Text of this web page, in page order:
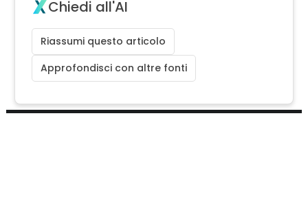
Chiedi all'AI
Riassumi questo articolo
Approfondisci con altre fonti